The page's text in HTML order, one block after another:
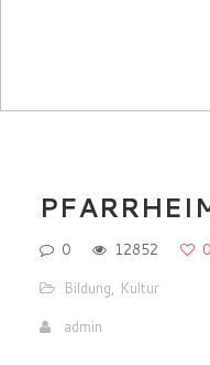
0 12852
0
Bildung, Kultur
admin